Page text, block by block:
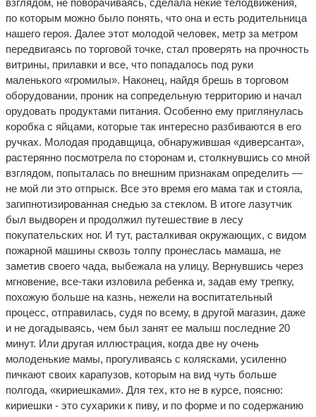
по которым можно было понять, что она и есть родительница
нашего героя. Далее этот молодой человек, метр за метром
передвигаясь по торговой точке, стал проверять на прочность
витрины, прилавки и все, что попадалось под руки
маленького «громилы». Наконец, найдя брешь в торговом
оборудовании, проник на сопредельную территорию и начал
орудовать продуктами питания. Особенно ему приглянулась
коробка с яйцами, которые так интересно разбиваются в его
ручках. Молодая продавщица, обнаружившая «диверсанта»,
растерянно посмотрела по сторонам и, столкнувшись со мной
взглядом, попыталась по внешним признакам определить —
не мой ли это отпрыск. Все это время его мама так и стояла,
загипнотизированная снедью за стеклом. В итоге лазутчик
был выдворен и продолжил путешествие в лесу
покупательских ног. И тут, расталкивая окружающих, с видом
пожарной машины сквозь толпу пронеслась мамаша, не
заметив своего чада, выбежала на улицу. Вернувшись через
мгновение, все-таки изловила ребенка и, задав ему трепку,
похожую больше на казнь, нежели на воспитательный
процесс, отправилась, судя по всему, в другой магазин, даже
и не догадываясь, чем был занят ее малыш последние 20
минут. Или другая иллюстрация, когда две ну очень
молоденькие мамы, прогуливаясь с колясками, усиленно
пичкают своих карапузов, которым на вид чуть больше
полгода, «кириешками». Для тех, кто не в курсе, поясню:
кириешки - это сухарики к пиву, и по форме и по содержанию